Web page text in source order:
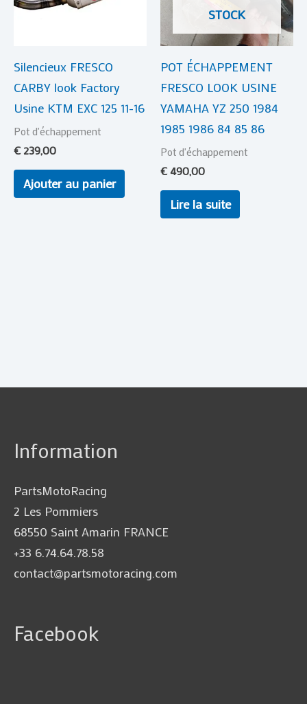
Silencieux FRESCO
CARBY look Factory
Usine KTM EXC 125 11-16
Pot d'échappement
€ 239,00
Ajouter au panier
STOCK
POT ÉCHAPPEMENT
FRESCO LOOK USINE
YAMAHA YZ 250 1984
1985 1986 84 85 86
Pot d'échappement
€490,00
Lire la suite
Information
PartsMotoRacing
2 Les Pommiers
68550 Saint Amarin FRANCE
+33 6.74.64.78.58
contact@partsmotoracing.com
Facebook